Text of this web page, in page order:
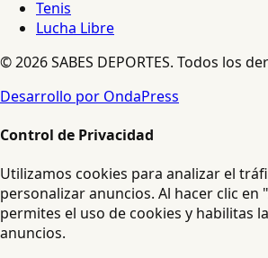
Tenis
Lucha Libre
© 2026 SABES DEPORTES. Todos los
Desarrollo por OndaPress
Control de Privacidad
Utilizamos cookies para analizar el
personalizar anuncios. Al hacer clic en
permites el uso de cookies y habilitas
anuncios.